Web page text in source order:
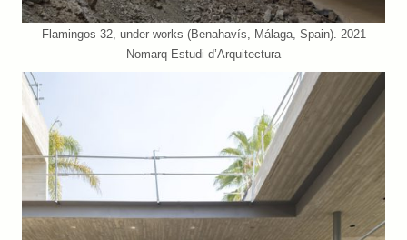
Flamingos 32, under works (Benahavís, Málaga, Spain). 2021
Nomarq Estudi d’Arquitectura